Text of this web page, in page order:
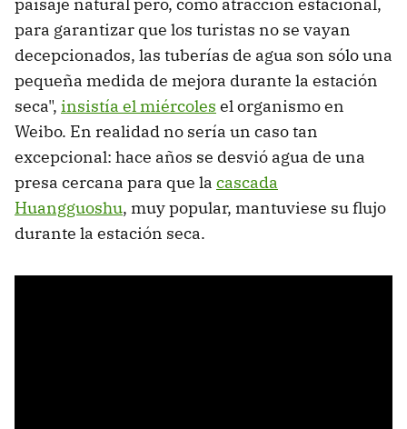
para garantizar que los turistas no se vayan
decepcionados, las tuberías de agua son sólo una
pequeña medida de mejora durante la estación
seca", insistía el miércoles el organismo en
Weibo. En realidad no sería un caso tan
excepcional: hace años se desvió agua de una
presa cercana para que la cascada
Huangguoshu, muy popular, mantuviese su flujo
durante la estación seca.